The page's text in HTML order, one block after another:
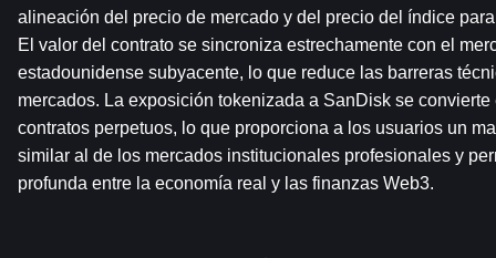
alineación del precio de mercado y del precio del índice
El valor del contrato se sincroniza estrechamente con el
estadounidense subyacente, lo que reduce las barreras
mercados. La exposición tokenizada a SanDisk se
contratos perpetuos, lo que proporciona a los usuarios un
similar al de los mercados institucionales profesionales y
profunda entre la economía real y las finanzas Web3.